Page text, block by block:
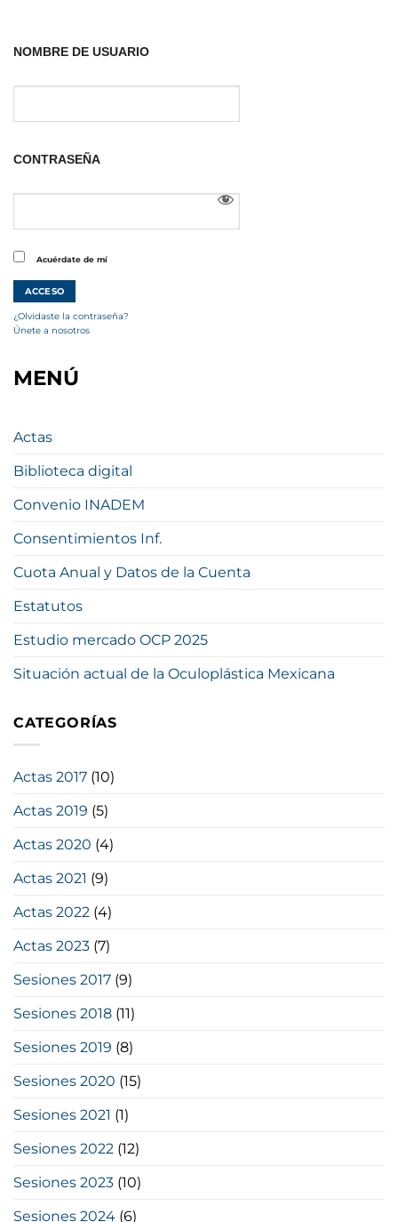
NOMBRE DE USUARIO
CONTRASEÑA
Acuérdate de mí
¿Olvidaste la contraseña?
Únete a nosotros
MENÚ
Actas
Biblioteca digital
Convenio INADEM
Consentimientos Inf.
Cuota Anual y Datos de la Cuenta
Estatutos
Estudio mercado OCP 2025
Situación actual de la Oculoplástica Mexicana
CATEGORÍAS
Actas 2017 (10)
Actas 2019 (5)
Actas 2020 (4)
Actas 2021 (9)
Actas 2022 (4)
Actas 2023 (7)
Sesiones 2017 (9)
Sesiones 2018 (11)
Sesiones 2019 (8)
Sesiones 2020 (15)
Sesiones 2021 (1)
Sesiones 2022 (12)
Sesiones 2023 (10)
Sesiones 2024 (6)